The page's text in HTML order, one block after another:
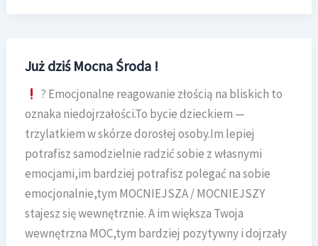
dziękuję
Już dziś Mocna Środa !
? Emocjonalne reagowanie złością na bliskich to
oznaka niedojrzałości.To bycie dzieckiem —
trzylatkiem w skórze dorosłej osoby.Im lepiej
potrafisz samodzielnie radzić sobie z własnymi
emocjami,im bardziej potrafisz polegać na sobie
emocjonalnie,tym MOCNIEJSZA / MOCNIEJSZY
stajesz się wewnętrznie. A im większa Twoja
wewnętrzna MOC,tym bardziej pozytywny i dojrzały